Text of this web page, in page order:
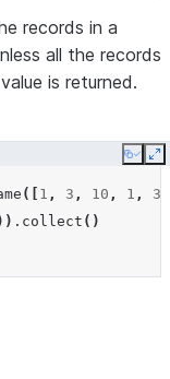
records in a
all the records
is returned.
Copy
([ 1 , 3 , 10 , 1 , 3
. collect ()